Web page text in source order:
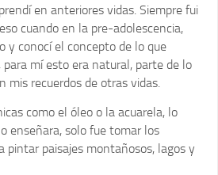
en anteriores vidas. Siempre fui
cuando en la pre-adolescencia,
y conocí el concepto de lo que
para mí esto era natural, parte de lo
mis recuerdos de otras vidas.
como el óleo o la acuarela, lo
enseñara, solo fue tomar los
pintar paisajes montañosos, lagos y